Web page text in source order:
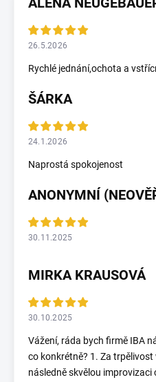
26.5.2026
Rychlé jednání,ochota a
ŠÁRKA
24.1.2026
Naprostá spokojenost
ANONYMNÍ
30.11.2025
MIRKA KRAUSOVÁ
30.10.2025
Vážení, ráda bych firmě IBA
co konkrétně? 1. Za trpělivost
následně skvělou improvizaci